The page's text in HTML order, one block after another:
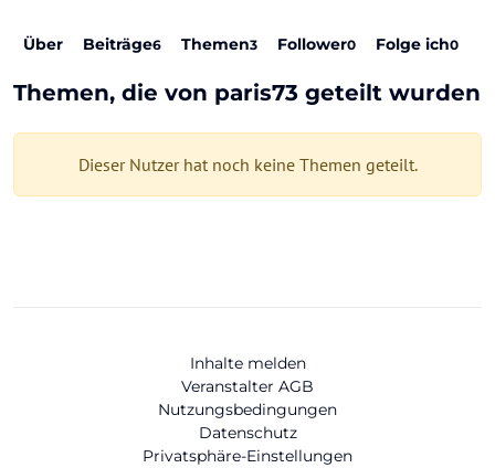
Über Beiträge6 Themen3 Follower0 Folge ich0
Themen, die von paris73 geteilt wurden
Dieser Nutzer hat noch keine Themen geteilt.
Inhalte melden
Veranstalter AGB
Nutzungsbedingungen
Datenschutz
Privatsphäre-Einstellungen